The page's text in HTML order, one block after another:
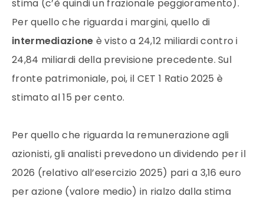
stima (c’è quindi un frazionale peggioramento).
Per quello che riguarda i margini, quello di
intermediazione è visto a 24,12 miliardi contro i
24,84 miliardi della previsione precedente. Sul
fronte patrimoniale, poi, il CET 1 Ratio 2025 è
stimato al 15 per cento.
Per quello che riguarda la remunerazione agli
azionisti, gli analisti prevedono un dividendo per il
2026 (relativo all’esercizio 2025) pari a 3,16 euro
per azione (valore medio) in rialzo dalla stima